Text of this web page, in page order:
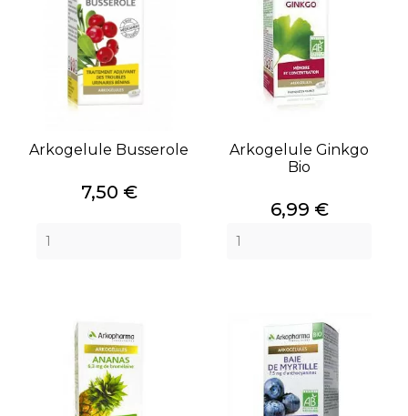
Arkogelule Busserole
Prix
7,50 €
Arkogelule Ginkgo
Bio
Prix
6,99 €